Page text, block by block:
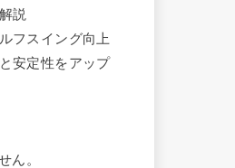
説
フスイング向上
安定性をアップ
ん。